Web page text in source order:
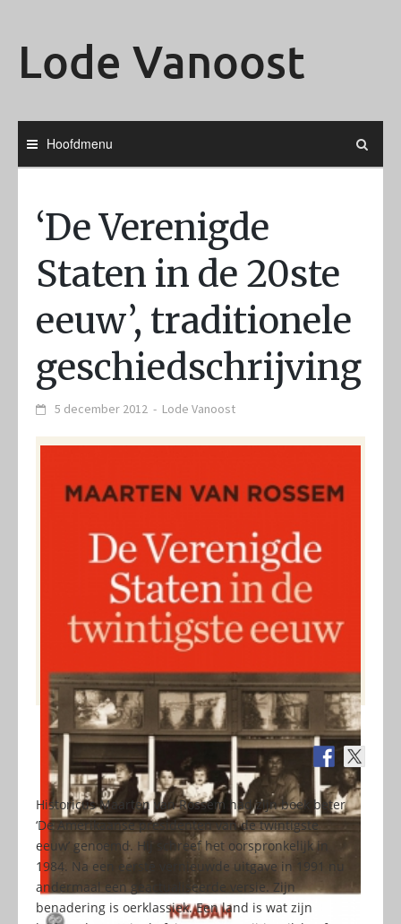
Lode Vanoost
Hoofdmenu
‘De Verenigde
Staten in de 20ste
eeuw’, traditionele
geschiedschrijving
5 december 2012 - Lode Vanoost
Historicus Maarten van Rossem had zijn boek beter
‘De Amerikaanse presidenten van de twintigste
eeuw’ genoemd. Hij schreef het oorspronkelijk in
1984. Na een eerste vernieuwde uitgave in 1991 nu
andermaal een geactualiseerde versie. Zijn
benadering is oerklassiek. Een land is wat zijn